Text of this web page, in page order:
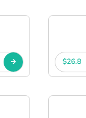
$26.8